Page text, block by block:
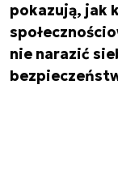
pokazują, jak
nie narazić